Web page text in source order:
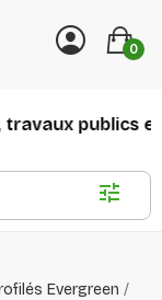
0
publics et
Evergreen